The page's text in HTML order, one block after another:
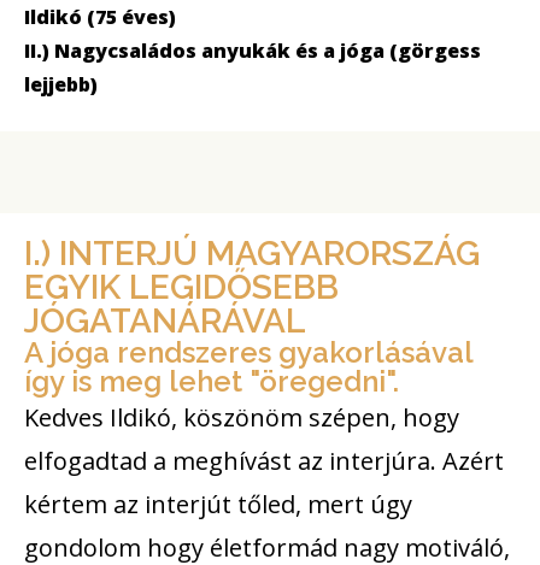
Ildikó (75 éves)
II.) Nagycsaládos anyukák és a jóga (görgess
lejjebb)
I.) INTERJÚ MAGYARORSZÁG
EGYIK LEGIDŐSEBB
JÓGATANÁRÁVAL
A jóga rendszeres gyakorlásával
így is meg lehet "öregedni".
Kedves Ildikó, köszönöm szépen, hogy
elfogadtad a meghívást az interjúra. Azért
kértem az interjút tőled, mert úgy
gondolom hogy életformád nagy motiváló,